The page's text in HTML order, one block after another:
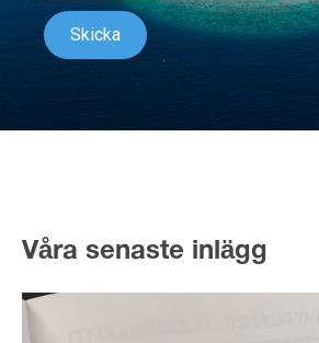
Våra senaste inlägg